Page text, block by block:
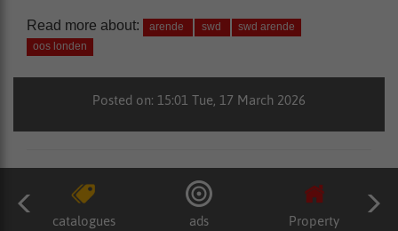
Read more about: arende swd
swd arende
oos londen
Posted on: 15:01 Tue, 17 March 2026
catalogues ads Property